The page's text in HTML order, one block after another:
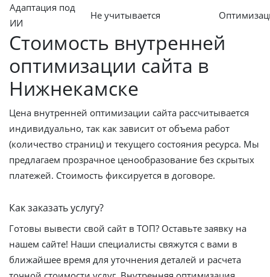
Адаптация под
ИИ
Не учитывается
Стоимость внутренней
оптимизации сайта в
Нижнекамске
Цена внутренней оптимизации сайта рассчитывается
индивидуально, так как зависит от объема работ
(количество страниц) и текущего состояния ресурса. Мы
предлагаем прозрачное ценообразование без скрытых
платежей. Стоимость фиксируется в договоре.
Как заказать услугу?
Готовы вывести свой сайт в ТОП? Оставьте заявку на
нашем сайте! Наши специалисты свяжутся с вами в
ближайшее время для уточнения деталей и расчета